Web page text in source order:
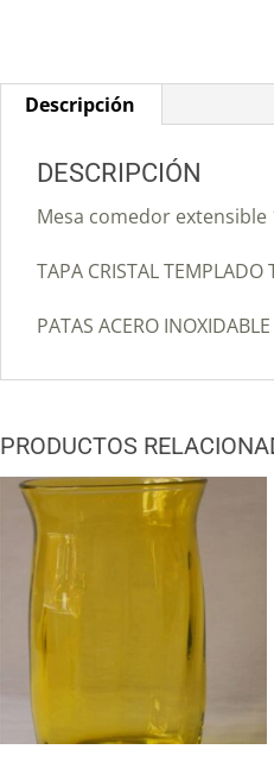
Descripción
DESCRIPCIÓN
Mesa comedor extensible
TAPA CRISTAL
PATAS ACERO
PRODUCTOS